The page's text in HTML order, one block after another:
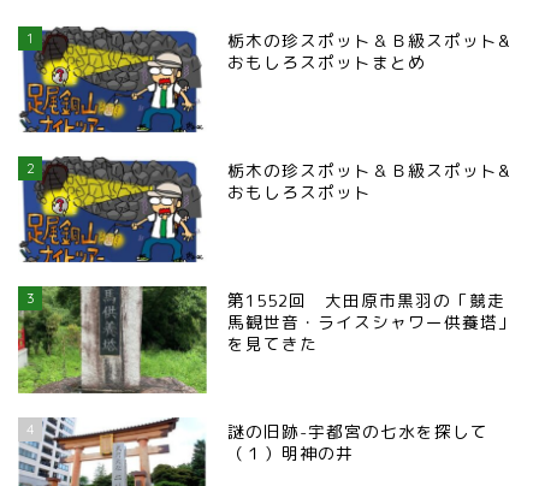
1
栃木の珍スポット＆Ｂ級スポット&
おもしろスポットまとめ
2
栃木の珍スポット＆Ｂ級スポット&
おもしろスポット
3
第1552回 大田原市黒羽の「競走
馬観世音・ライスシャワー供養塔」
を見てきた
4
謎の旧跡-宇都宮の七水を探して
（１）明神の井